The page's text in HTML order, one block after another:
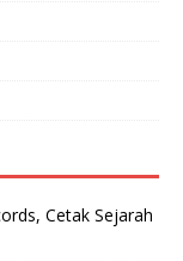
Cetak Sejarah